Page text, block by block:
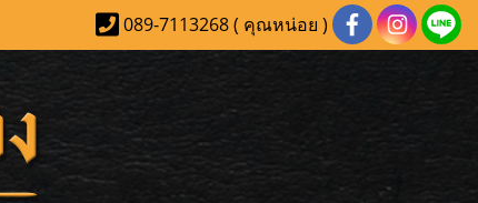
089-7113268 ( คุณหน่อย )